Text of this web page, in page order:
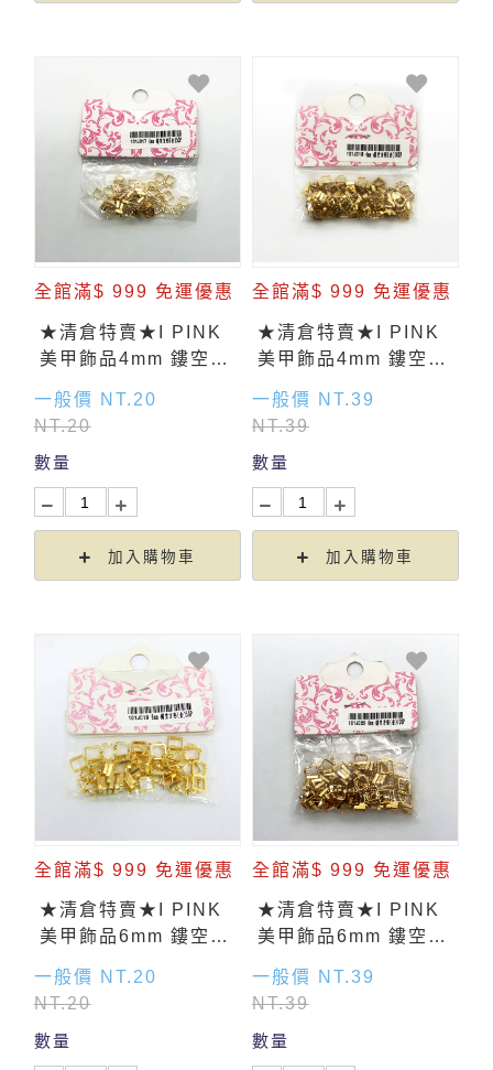
全館滿$ 999 免運優惠
★清倉特賣★I PINK
美甲飾品4mm 鏤空方
一般價 NT.20
NT.20
數量
加入購物車
全館滿$ 999 免運優惠
★清倉特賣★I PINK
美甲飾品4mm 鏤空方
一般價 NT.39
NT.39
數量
加入購物車
全館滿$ 999 免運優惠
★清倉特賣★I PINK
美甲飾品6mm 鏤空方
形(金) 50入
一般價 NT.20
NT.20
數量
全館滿$ 999 免運優惠
★清倉特賣★I PINK
美甲飾品6mm 鏤空方
形(金) 100入
一般價 NT.39
NT.39
數量